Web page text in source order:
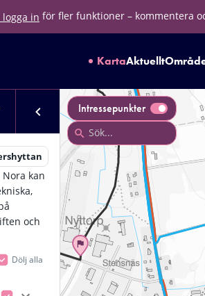
logga in för fler funktioner – kommentera
KartaAktuellt
kan
och
Dölj alla
Intressepunkter